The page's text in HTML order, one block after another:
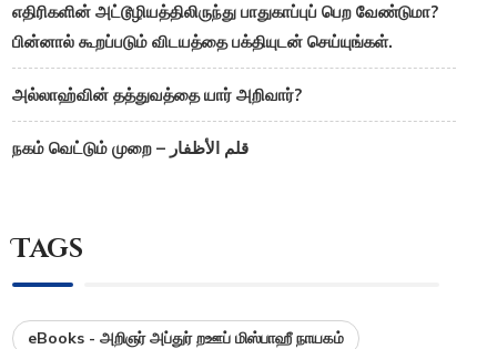
எதிரிகளின் அட்டூழியத்திலிருந்து பாதுகாப்புப் பெற வேண்டுமா?
பின்னால் கூறப்படும் விடயத்தை பக்தியுடன் செய்யுங்கள்.
அல்லாஹ்வின் தத்துவத்தை யார் அறிவார்?
நகம் வெட்டும் முறை – قلم الأظفار
Tags
eBooks - அறிஞர் அப்துர் றஊப் மிஸ்பாஹீ நாயகம்